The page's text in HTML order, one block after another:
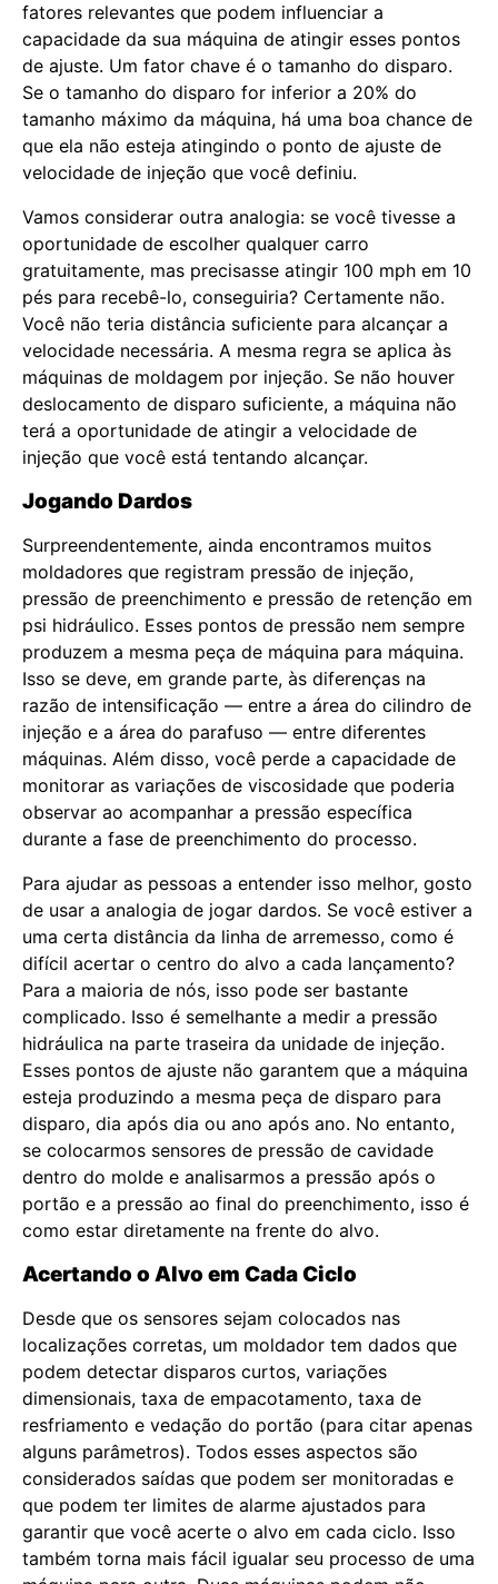
fatores relevantes que podem influenciar a
capacidade da sua máquina de atingir esses pontos
de ajuste. Um fator chave é o tamanho do disparo.
Se o tamanho do disparo for inferior a 20% do
tamanho máximo da máquina, há uma boa chance de
que ela não esteja atingindo o ponto de ajuste de
velocidade de injeção que você definiu.
Vamos considerar outra analogia: se você tivesse a
oportunidade de escolher qualquer carro
gratuitamente, mas precisasse atingir 100 mph em 10
pés para recebê-lo, conseguiria? Certamente não.
Você não teria distância suficiente para alcançar a
velocidade necessária. A mesma regra se aplica às
máquinas de moldagem por injeção. Se não houver
deslocamento de disparo suficiente, a máquina não
terá a oportunidade de atingir a velocidade de
injeção que você está tentando alcançar.
Jogando Dardos
Surpreendentemente, ainda encontramos muitos
moldadores que registram pressão de injeção,
pressão de preenchimento e pressão de retenção em
psi hidráulico. Esses pontos de pressão nem sempre
produzem a mesma peça de máquina para máquina.
Isso se deve, em grande parte, às diferenças na
razão de intensificação — entre a área do cilindro de
injeção e a área do parafuso — entre diferentes
máquinas. Além disso, você perde a capacidade de
monitorar as variações de viscosidade que poderia
observar ao acompanhar a pressão específica
durante a fase de preenchimento do processo.
Para ajudar as pessoas a entender isso melhor, gosto
de usar a analogia de jogar dardos. Se você estiver a
uma certa distância da linha de arremesso, como é
difícil acertar o centro do alvo a cada lançamento?
Para a maioria de nós, isso pode ser bastante
complicado. Isso é semelhante a medir a pressão
hidráulica na parte traseira da unidade de injeção.
Esses pontos de ajuste não garantem que a máquina
esteja produzindo a mesma peça de disparo para
disparo, dia após dia ou ano após ano. No entanto,
se colocarmos sensores de pressão de cavidade
dentro do molde e analisarmos a pressão após o
portão e a pressão ao final do preenchimento, isso é
como estar diretamente na frente do alvo.
Acertando o Alvo em Cada Ciclo
Desde que os sensores sejam colocados nas
localizações corretas, um moldador tem dados que
podem detectar disparos curtos, variações
dimensionais, taxa de empacotamento, taxa de
resfriamento e vedação do portão (para citar apenas
alguns parâmetros). Todos esses aspectos são
considerados saídas que podem ser monitoradas e
que podem ter limites de alarme ajustados para
garantir que você acerte o alvo em cada ciclo. Isso
também torna mais fácil igualar seu processo de uma